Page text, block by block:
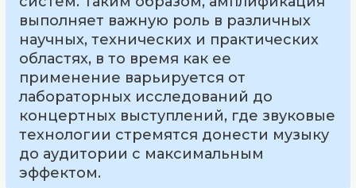
выполняет важную роль в различных
научных, технических и практических
областях, в то время как ее
применение варьируется от
лабораторных исследований до
концертных выступлений, где звуковые
технологии стремятся донести музыку
до аудитории с максимальным
эффектом.